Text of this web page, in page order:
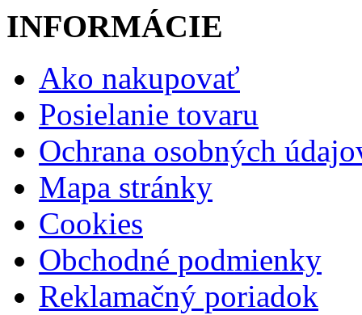
INFORMÁCIE
Ako nakupovať
Posielanie tovaru
Ochrana osobných
Mapa stránky
Cookies
Obchodné podmienky
Reklamačný poriadok